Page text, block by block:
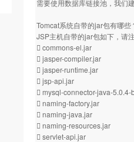
需要使用数据库链接池，我们
Tomcat系统自带的jar包有哪些
JSP主机自带的jar包如下，请
 commons-el.jar
 jasper-compiler.jar
 jasper-runtime.jar
 jsp-api.jar
 mysql-connector-java-5.0.4-
 naming-factory.jar
 naming-java.jar
 naming-resources.jar
 servlet-api.jar